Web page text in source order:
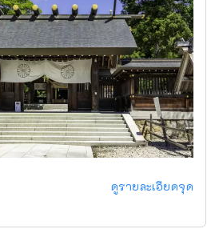
ดูรายละเอียดจุด